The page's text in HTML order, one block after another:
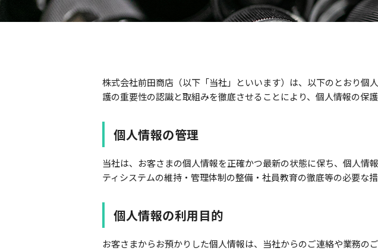
株式会社前田商店（以下「当社」といいます）は、以下のとおり
護の重要性の認識と取組みを徹底させることにより、個人情報の保護
個人情報の管理
当社は、お客さまの個人情報を正確かつ最新の状態に保ち、個人情
ティシステムの維持・管理体制の整備・社員教育の徹底等の必要な
個人情報の利用目的
お客さまからお預かりした個人情報は、当社からのご連絡や業務